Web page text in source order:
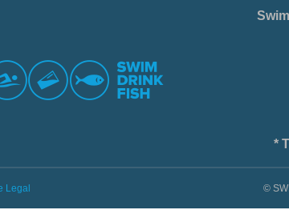
*
Legal ©